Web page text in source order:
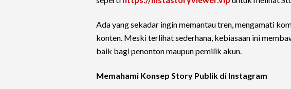
Ada yang sekadar ingin memantau tren, mengamati
konten. Meski terlihat sederhana, kebiasaan ini
baik bagi penonton maupun pemilik akun.
Memahami Konsep Story Publik di Instagram